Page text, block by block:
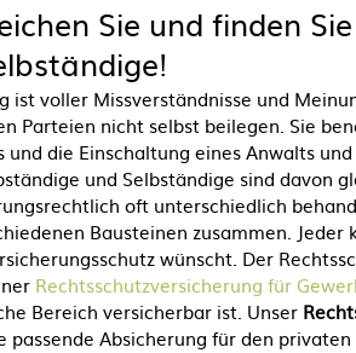
Sie und finden
ist voller Missverständnisse und
Parteien nicht selbst beilegen. Sie
und die Einschaltung eines Anwalts
und Selbständige sind davon
oft unterschiedlich
Bausteinen zusammen.
wünscht. Der
Rechtsschutzversicherung für
Bereich versicherbar ist. Unser
passende Absicherung für den